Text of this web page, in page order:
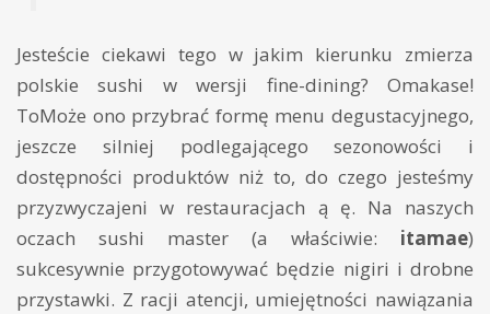
Jesteście ciekawi tego w jakim kierunku zmierza
polskie sushi w wersji fine-dining? Omakase!
ToMoże ono przybrać formę menu degustacyjnego,
jeszcze silniej podlegającego sezonowości i
dostępności produktów niż to, do czego jesteśmy
przyzwyczajeni w restauracjach ą ę. Na naszych
oczach sushi master (a właściwie: itamae)
sukcesywnie przygotowywać będzie nigiri i drobne
przystawki. Z racji atencji, umiejętności nawiązania